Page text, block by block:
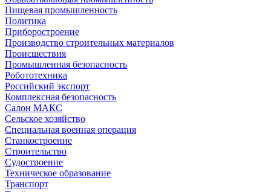
Пищевая промышленность
Политика
Приборостроение
Производство строительных материалов
Происшествия
Промышленная безопасность
Робототехника
Российский экспорт
Комплексная безопасность
Салон МАКС
Сельское хозяйство
Специальная военная операция
Станкостроение
Строительство
Судостроение
Техническое образование
Транспорт